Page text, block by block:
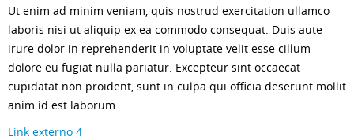
Ut enim ad minim veniam, quis nostrud exercitation ullamco
laboris nisi ut aliquip ex ea commodo consequat. Duis aute
irure dolor in reprehenderit in voluptate velit esse cillum
dolore eu fugiat nulla pariatur. Excepteur sint occaecat
cupidatat non proident, sunt in culpa qui officia deserunt mollit
anim id est laborum.
Link externo 4